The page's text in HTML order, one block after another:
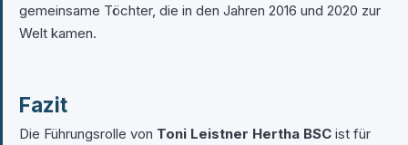
gemeinsame Töchter, die in den Jahren 2016 und 2020 zur
Welt kamen.
Fazit
Die Führungsrolle von Toni Leistner Hertha BSC ist für